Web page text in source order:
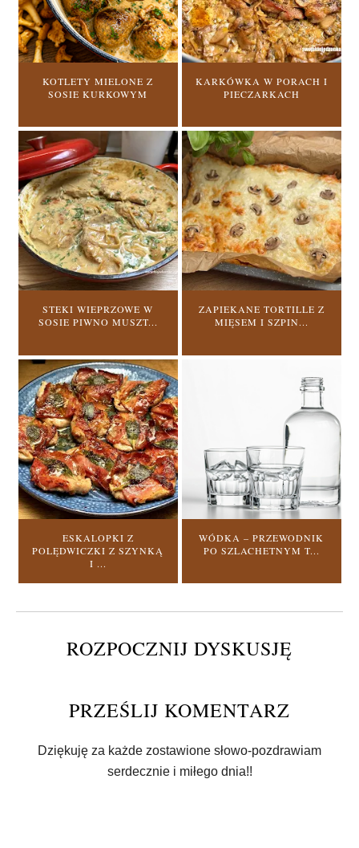
KOTLETY MIELONE Z
SOSIE KURKOWYM
KARKÓWKA W PORACH I
PIECZARKACH
STEKI WIEPRZOWE W
SOSIE PIWNO MUSZT...
ZAPIEKANE TORTILLE Z
MIĘSEM I SZPIN...
ESKALOPKI Z
POLĘDWICZKI Z SZYNKĄ
I ...
WÓDKA – PRZEWODNIK
PO SZLACHETNYM T...
ROZPOCZNIJ DYSKUSJĘ
PRZEŚLIJ KOMENTARZ
Dziękuję za każde zostawione słowo-pozdrawiam
serdecznie i miłego dnia!!